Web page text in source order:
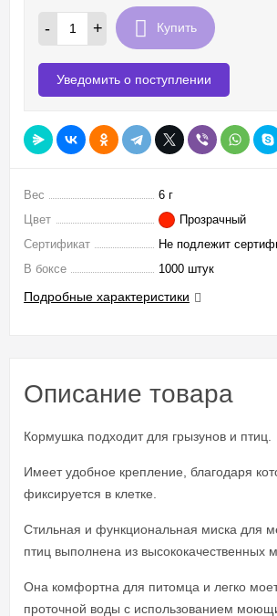
- + Купить
Уведомить о поступлении
Вес
6 г
Цвет
Прозрачный
Сертификат
Не подлежит
В боксе
1000 штук
Подробные характеристики
Описание товара
Кормушка подходит для грызунов и птиц.
Имеет удобное крепление, благодаря
фиксируется в клетке.
Стильная и функциональная миска для
птиц выполнена из высококачественных
Она комфортна для питомца и легко
проточной воды с использованием